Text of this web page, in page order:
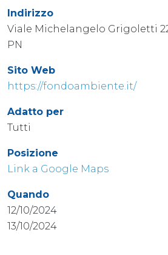
Indirizzo
Viale Michelangelo Grigoletti
PN
Sito Web
https://fondoambiente.it/
Adatto per
Tutti
Posizione
Link a Google Maps
Quando
12/10/2024
13/10/2024